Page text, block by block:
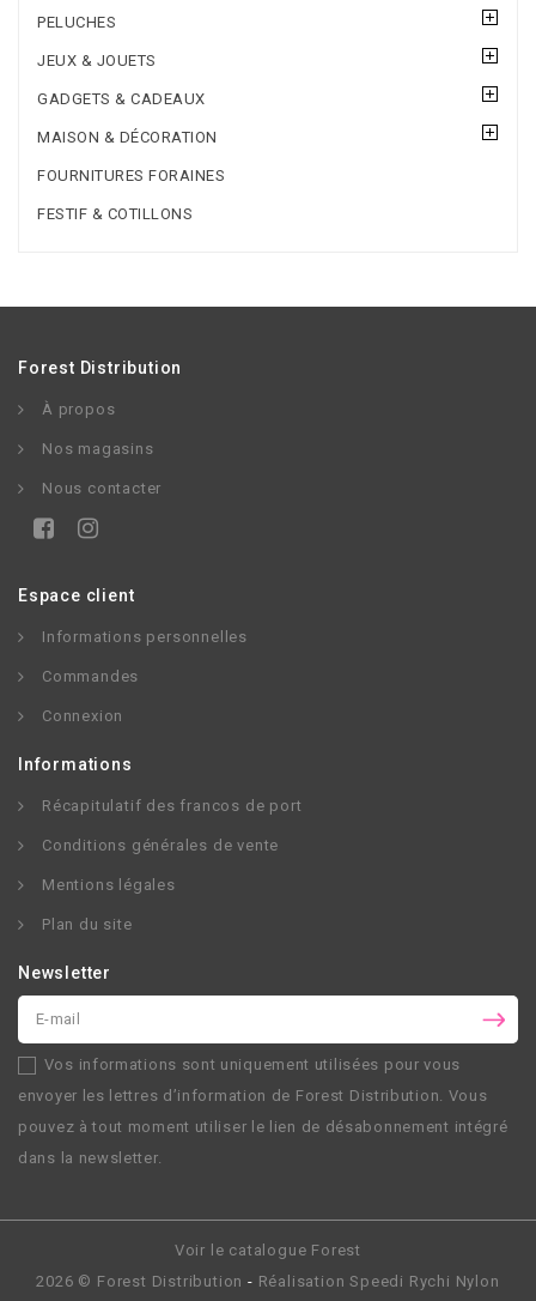
PELUCHES
JEUX & JOUETS
GADGETS & CADEAUX
MAISON & DÉCORATION
FOURNITURES FORAINES
FESTIF & COTILLONS
Forest Distribution
À propos
Nos magasins
Nous contacter
Espace client
Informations personnelles
Commandes
Connexion
Informations
Récapitulatif des francos de port
Conditions générales de vente
Mentions légales
Plan du site
Newsletter
Vos informations sont uniquement utilisées pour vous
envoyer les lettres d’information de Forest Distribution . Vous
pouvez à tout moment utiliser le lien de désabonnement intégré
dans la newsletter.
Voir le catalogue Forest
2026 © Forest Distribution - RéalisationSpeedi Rychi Nylon